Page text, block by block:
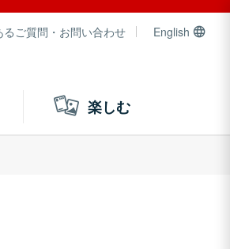
るご質問・お問い合わせ English
楽しむ